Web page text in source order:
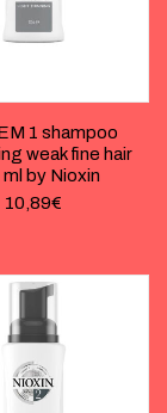
1 shampoo
weak fine hair
by Nioxin
10,89€